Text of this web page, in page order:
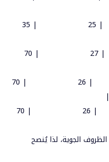
| 25
| 35
| 27
| 70
| 26
| 70
|
| 26
| 70
الظروف الجوية، لذا يُنصح